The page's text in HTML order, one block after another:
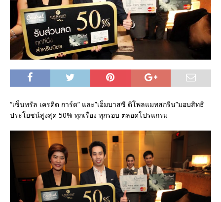
“เซ็นทรัล เครดิต การ์ด” และ”เอ็มบาสซี ดิโพลแมทสกรีน”มอบสิทธิ
ประโยชน์สูงสุด 50% ทุกเรื่อง ทุกรอบ ตลอดโปรแกรม